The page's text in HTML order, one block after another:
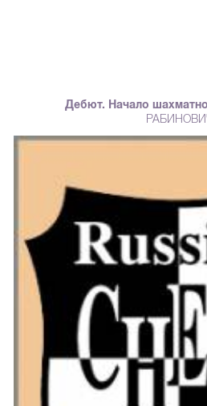
Дебют. Начало